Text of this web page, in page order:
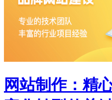
网站制作：精